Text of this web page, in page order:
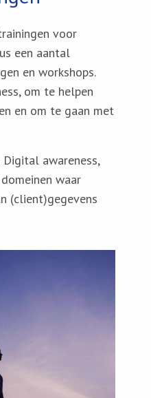
voor
een aantal
en workshops.
om te helpen
en om te gaan met
awareness,
waar
(client)gegevens